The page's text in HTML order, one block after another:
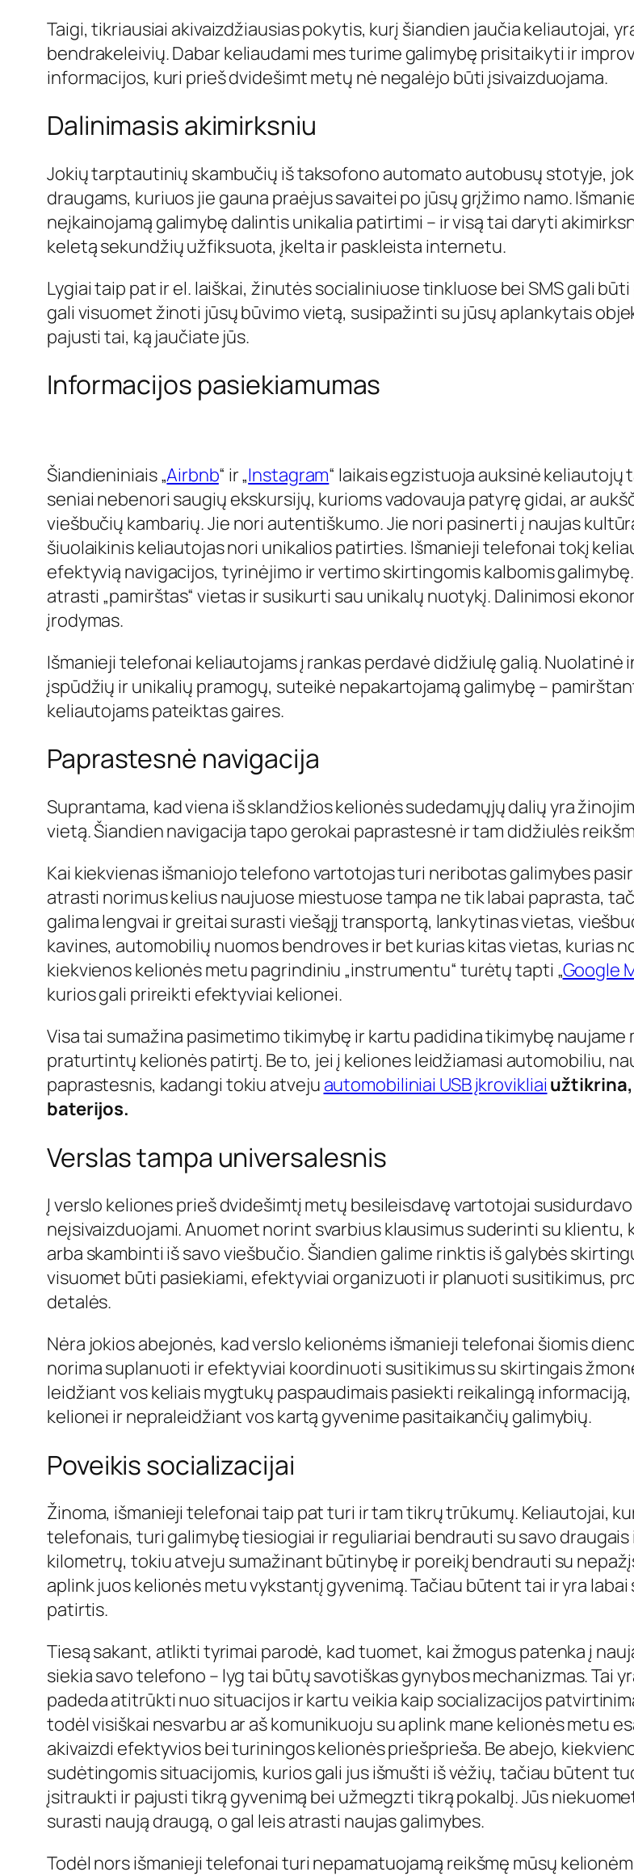
Taigi, tikriausiai akivaizdžiausias pokytis, kurį šiandien jaučia keliautojai,
bendrakeleivių. Dabar keliaudami mes turime galimybę prisitaikyti ir
informacijos, kuri prieš dvidešimt metų nė negalėjo būti įsivaizduojama.
Dalinimasis akimirksniu
Jokių tarptautinių skambučių iš taksofono automato autobusų stotyje,
draugams, kuriuos jie gauna praėjus savaitei po jūsų grįžimo namo.
neįkainojamą galimybę dalintis unikalia patirtimi – ir visą tai daryti
keletą sekundžių užfiksuota, įkelta ir paskleista internetu.
Lygiai taip pat ir el. laiškai, žinutės socialiniuose tinkluose bei SMS gali
gali visuomet žinoti jūsų būvimo vietą, susipažinti su jūsų aplankytais
pajusti tai, ką jaučiate jūs.
Informacijos pasiekiamumas
Šiandieniniais „Airbnb“ ir „Instagram“ laikais egzistuoja auksinė keliautojų
seniai nebenori saugių ekskursijų, kurioms vadovauja patyrę gidai, ar
viešbučių kambarių. Jie nori autentiškumo. Jie nori pasinerti į naujas
šiuolaikinis keliautojas nori unikalios patirties. Išmanieji telefonai tokį
efektyvią navigacijos, tyrinėjimo ir vertimo skirtingomis kalbomis
atrasti „pamirštas“ vietas ir susikurti sau unikalų nuotykį. Dalinimosi
įrodymas.
Išmanieji telefonai keliautojams į rankas perdavė didžiulę galią.
įspūdžių ir unikalių pramogų, suteikė nepakartojamą galimybę –
keliautojams pateiktas gaires.
Paprastesnė navigacija
Suprantama, kad viena iš sklandžios kelionės sudedamųjų dalių yra
vietą. Šiandien navigacija tapo gerokai paprastesnė ir tam didžiulės
Kai kiekvienas išmaniojo telefono vartotojas turi neribotas galimybes
atrasti norimus kelius naujuose miestuose tampa ne tik labai paprasta,
galima lengvai ir greitai surasti viešąjį transportą, lankytinas vietas,
kavines, automobilių nuomos bendroves ir bet kurias kitas vietas, kurias
kiekvienos kelionės metu pagrindiniu „instrumentu“ turėtų tapti „Google
kurios gali prireikti efektyviai kelionei.
Visa tai sumažina pasimetimo tikimybę ir kartu padidina tikimybę
praturtintų kelionės patirtį. Be to, jei į keliones leidžiamasi automobiliu,
paprastesnis, kadangi tokiu atveju automobiliniai USB įkrovikliai
baterijos.
Verslas tampa universalesnis
Į verslo keliones prieš dvidešimtį metų besileisdavę vartotojai
neįsivaizduojami. Anuomet norint svarbius klausimus suderinti su
arba skambinti iš savo viešbučio. Šiandien galime rinktis iš galybės
visuomet būti pasiekiami, efektyviai organizuoti ir planuoti susitikimus,
detalės.
Nėra jokios abejonės, kad verslo kelionėms išmanieji telefonai šiomis
norima suplanuoti ir efektyviai koordinuoti susitikimus su skirtingais
leidžiant vos keliais mygtukų paspaudimais pasiekti reikalingą
kelionei ir nepraleidžiant vos kartą gyvenime pasitaikančių galimybių.
Poveikis socializacijai
Žinoma, išmanieji telefonai taip pat turi ir tam tikrų trūkumų. Keliautojai,
telefonais, turi galimybę tiesiogiai ir reguliariai bendrauti su savo
kilometrų, tokiu atveju sumažinant būtinybę ir poreikį bendrauti su
aplink juos kelionės metu vykstantį gyvenimą. Tačiau būtent tai ir yra
patirtis.
Tiesą sakant, atlikti tyrimai parodė, kad tuomet, kai žmogus patenka į
siekia savo telefono – lyg tai būtų savotiškas gynybos mechanizmas. Tai
padeda atitrūkti nuo situacijos ir kartu veikia kaip socializacijos
todėl visiškai nesvarbu ar aš komunikuoju su aplink mane kelionės metu
akivaizdi efektyvios bei turiningos kelionės priešprieša. Be abejo,
sudėtingomis situacijomis, kurios gali jus išmušti iš vėžių, tačiau būtent
įsitraukti ir pajusti tikrą gyvenimą bei užmegzti tikrą pokalbį. Jūs
surasti naują draugą, o gal leis atrasti naujas galimybes.
Todėl nors išmanieji telefonai turi nepamatuojamą reikšmę mūsų